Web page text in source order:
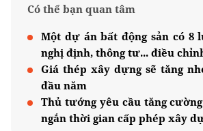
Có thể bạn quan tâm
Một dự án bất động sản có 8
nghị định, thông tư... điều
Giá thép xây dựng sẽ tăng
đầu năm
Thủ tướng yêu cầu tăng
ngắn thời gian cấp phép xây